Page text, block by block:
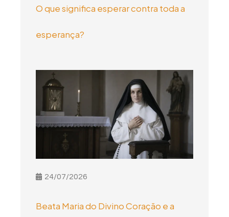
O que significa esperar contra toda a
esperança?
24/07/2026
Beata Maria do Divino Coração e a